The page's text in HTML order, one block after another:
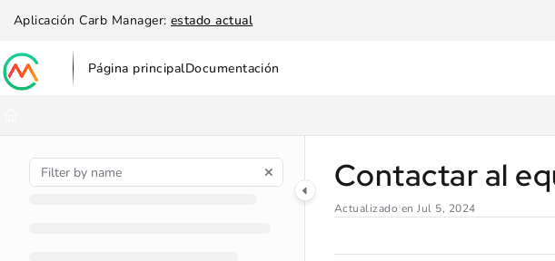
Documentation Index
Use this file to discover all available pages before exploring further.
Aplicación Carb Manager: estado actual
Página principalDocumentación
Contactar al
Actualizado enJul 5, 2024